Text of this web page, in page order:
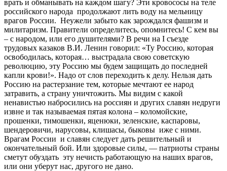
врать и обманывать на каждом шагу? Эти кровососы на теле
российского народа продолжают лить воду на мельницу
врагов России. Неужели забыто как зарождался фашизм и
милитаризм. Правители определитесь, опомнитесь! С кем вы
– с народом, или его душителями? В речи на I съезде
трудовых казаков В.И. Ленин говорил: «Ту Россию, которая
освободилась, которая… выстрадала свою советскую
революцию, эту Россию мы будем защищать до последней
капли крови!». Надо от слов переходить к делу. Нельзя дать
Россию на растерзание тем, которые мечтают ее народ
затравить, а страну уничтожить. Мы видим с какой
ненавистью набросились на россиян и других славян недруги
извне и так называемая пятая колона – коломойские,
прошенки, тимошенки, яценюки, зеленские, каспаровы,
шендеровичи, нарусовы, клишасы, быковы иже с ними.
Врагам России и славян следует дать решительный и
окончательный бой. Или здоровые силы, — патриоты страны
сметут обуздать эту нечисть работающую на наших врагов,
или они уберут нас, другого не дано.